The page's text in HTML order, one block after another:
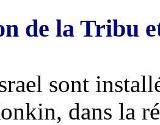
de la Tribu
sont
dans la